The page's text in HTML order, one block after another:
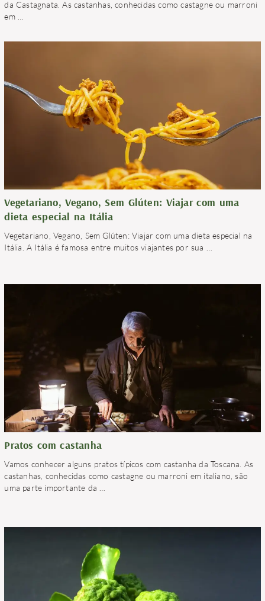
da Castagnata. As castanhas, conhecidas como castagne ou marroni
em
Vegetariano, Vegano, Sem Glúten: Viajar com uma
dieta especial na Itália
Vegetariano, Vegano, Sem Glúten: Viajar com uma dieta especial na
Itália. A Itália é famosa entre muitos viajantes por sua
Pratos com castanha
Vamos conhecer alguns pratos típicos com castanha da Toscana. As
castanhas, conhecidas como castagne ou marroni em italiano, são
uma parte importante da